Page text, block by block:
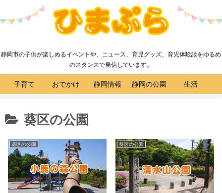
静岡市の子供が楽しめるイベントや、ニュース、育児グッズ、育児体験談をゆるめ
のスタンスで発信しています。
子育て おでかけ 静岡情報 静岡の公園 生活
葵区の公園
葵区の公園 葵区の公園